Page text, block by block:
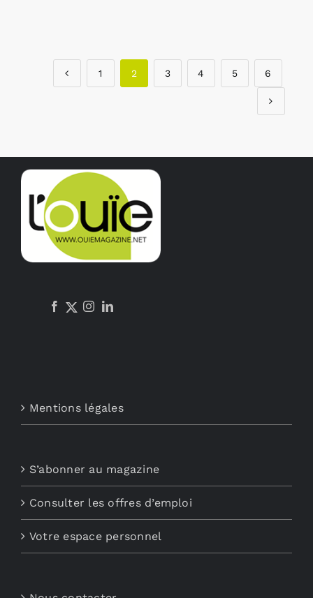
1 2 3 4 5 6
Mentions légales
S’abonner au magazine
Consulter les offres d’emploi
Votre espace personnel